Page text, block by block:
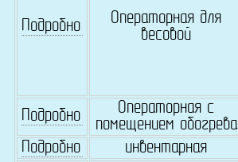
Подробно
Операторная для
весовой
Подробно
Операторная с
помещением обогрева
Подробно
инвентарная